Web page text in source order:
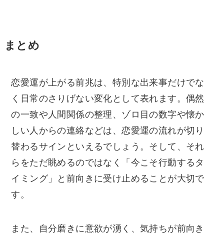
まとめ
恋愛運が上がる前兆は、特別な出来事だけでな
く日常のさりげない変化として表れます。偶然
の一致や人間関係の整理、ゾロ目の数字や懐か
しい人からの連絡などは、恋愛運の流れが切り
替わるサインといえるでしょう。そして、それ
らをただ眺めるのではなく「今こそ行動するタ
イミング」と前向きに受け止めることが大切で
す。
また、自分磨きに意欲が湧く、気持ちが前向き